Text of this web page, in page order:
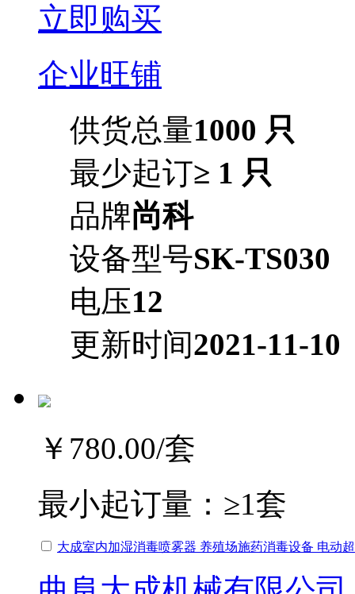
立即购买
企业旺铺
供货总量1000 只
最少起订≥ 1 只
品牌尚科
设备型号SK-TS030
电压12
更新时间2021-11-10
￥780.00/套
最小起订量： ≥1套
大成室内加湿消毒喷雾器 养殖场施药消毒设备 电动